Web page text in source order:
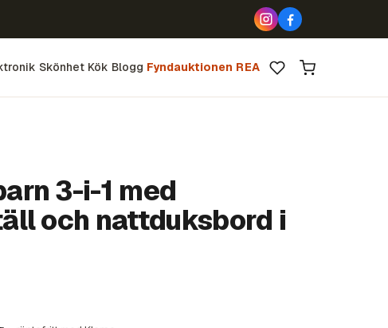
Skönhet Kök Blogg Fyndauktionen REA
3-i-1 med
och nattduksbord i